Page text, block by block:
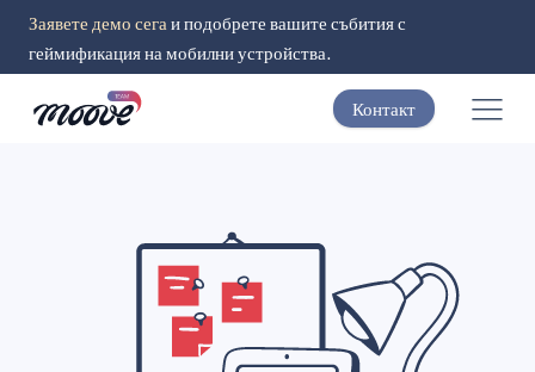
Заявете демо сега и подобрете вашите събития с
геймификация на мобилни устройства.
Контакт